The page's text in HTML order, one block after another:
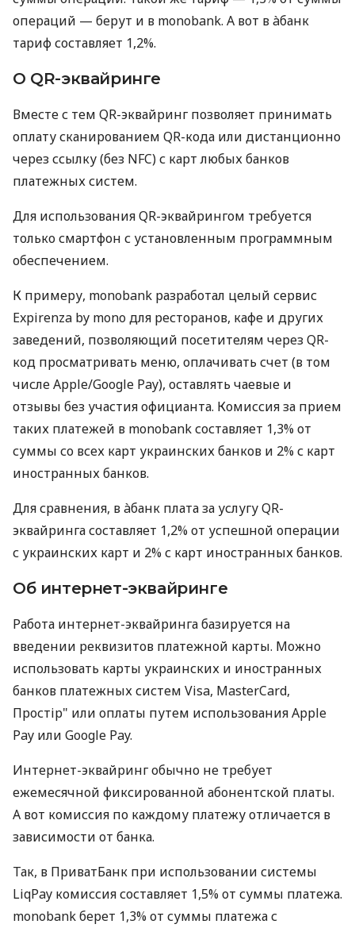
операций — берут и в monobank. А вот в àбанк
тариф составляет 1,2%.
О QR-эквайринге
Вместе с тем QR-эквайринг позволяет принимать
оплату сканированием QR-кода или дистанционно
через ссылку (без NFC) с карт любых банков
платежных систем.
Для использования QR-эквайрингом требуется
только смартфон с установленным программным
обеспечением.
К примеру, monobank разработал целый сервис
Expirenza by mono для ресторанов, кафе и других
заведений, позволяющий посетителям через QR-
код просматривать меню, оплачивать счет (в том
числе Apple/Google Pay), оставлять чаевые и
отзывы без участия официанта. Комиссия за прием
таких платежей в monobank составляет 1,3% от
суммы со всех карт украинских банков и 2% с карт
иностранных банков.
Для сравнения, в àбанк плата за услугу QR-
эквайринга составляет 1,2% от успешной операции
с украинских карт и 2% с карт иностранных банков.
Об интернет-эквайринге
Работа интернет-эквайринга базируется на
введении реквизитов платежной карты. Можно
использовать карты украинских и иностранных
банков платежных систем Visa, MasterCard,
Простір" или оплаты путем использования Apple
Pay или Google Pay.
Интернет-эквайринг обычно не требует
ежемесячной фиксированной абонентской платы.
А вот комиссия по каждому платежу отличается в
зависимости от банка.
Так, в ПриватБанк при использовании системы
LiqPay комиссия составляет 1,5% от суммы платежа.
monobank берет 1,3% от суммы платежа с